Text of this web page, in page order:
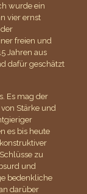
wurde ein
vier ernst
freien und
Jahren aus
dafür geschätzt
Es mag der
Stärke und
es bis heute
zu
und
bedenkliche
darüber